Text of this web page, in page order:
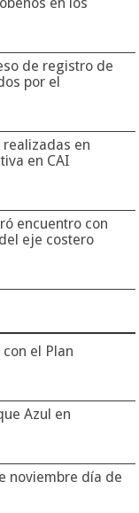
de registro de
por el
en
en CAI
encuentro con
eje costero
el Plan
Azul en
noviembre día de